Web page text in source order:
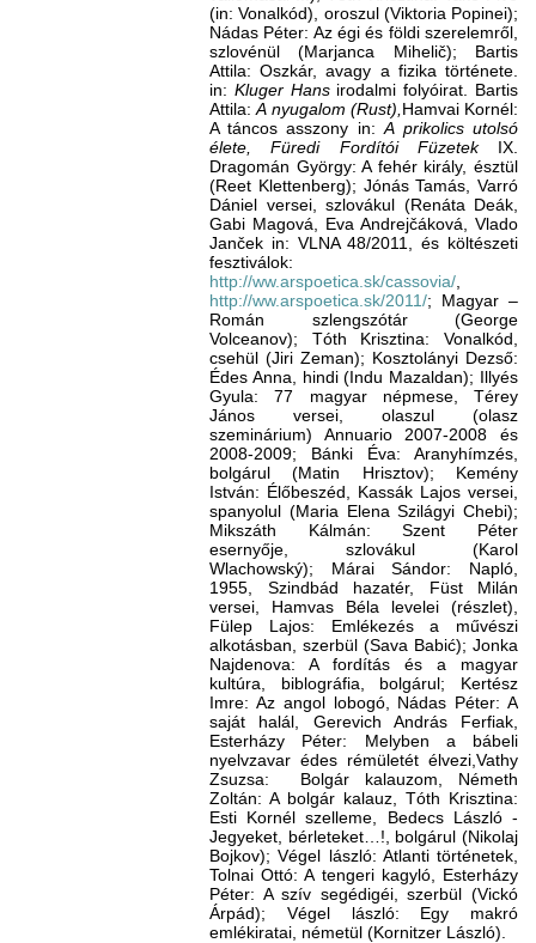
(in: Vonalkód), oroszul (Viktoria Popinei);
Nádas Péter: Az égi és földi szerelemről,
szlovénül (Marjanca Mihelič); Bartis
Attila: Oszkár, avagy a fizika története.
in: Kluger Hansirodalmi folyóirat. Bartis
Attila:A nyugalom (Rust), Hamvai Kornél:
A táncos asszony in: A prikolics utolsó
élete, Füredi Fordítói FüzetekIX.
Dragomán György: A fehér király, észtül
(Reet Klettenberg); Jónás Tamás, Varró
Dániel versei, szlovákul (Renáta Deák,
Gabi Magová, Eva Andrejčáková, Vlado
Janček in: VLNA 48/2011, és költészeti
fesztiválok:
http://ww.arspoetica.sk/cassovia/
http://ww.arspoetica.sk/2011/; Magyar –
Román szlengszótár (George
Volceanov); Tóth Krisztina: Vonalkód,
csehül (Jiri Zeman); Kosztolányi Dezső:
Édes Anna, hindi (Indu Mazaldan); Illyés
Gyula: 77 magyar népmese, Térey
János versei, olaszul (olasz
szeminárium) Annuario 2007-2008 és
2008-2009; Bánki Éva: Aranyhímzés,
bolgárul (Matin Hrisztov); Kemény
István: Élőbeszéd, Kassák Lajos versei,
spanyolul (Maria Elena Szilágyi Chebi);
Mikszáth Kálmán: Szent Péter
esernyője, szlovákul (Karol
Wlachowský); Márai Sándor: Napló,
1955, Szindbád hazatér, Füst Milán
versei, Hamvas Béla levelei (részlet),
Fülep Lajos: Emlékezés a művészi
alkotásban, szerbül (Sava Babić); Jonka
Najdenova: A fordítás és a magyar
kultúra, biblográfia, bolgárul; Kertész
Imre: Az angol lobogó, Nádas Péter: A
saját halál, Gerevich András Ferfiak,
Esterházy Péter: Melyben a bábeli
nyelvzavar édes rémületét élvezi,Vathy
Zsuzsa: Bolgár kalauzom, Németh
Zoltán: A bolgár kalauz, Tóth Krisztina:
Esti Kornél szelleme, Bedecs László -
Jegyeket, bérleteket…!, bolgárul (Nikolaj
Bojkov); Végel lászló: Atlanti történetek,
Tolnai Ottó: A tengeri kagyló, Esterházy
Péter: A szív segédigéi, szerbül (Vickó
Árpád); Végel lászló: Egy makró
emlékiratai, németül (Kornitzer László).